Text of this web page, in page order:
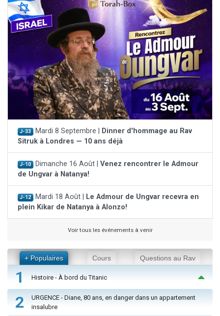
J-33 Mardi 8 Septembre |
Dinner d'hommage au Rav
Sitruk à Londres — 10 ans déjà
J-10 Dimanche 16 Août | Venez rencontrer le Admour
de Ungvar à Natanya!
J-12 Mardi 18 Août |
Le Admour de Ungvar recevra en
plein Kikar de Natanya à Alonzo!
Voir tous les événements à venir
+ Populaires Cours Questions au Rav
1 Histoire - À bord du Titanic
2
URGENCE - Diane, 80 ans, en danger dans un appartement
insalubre